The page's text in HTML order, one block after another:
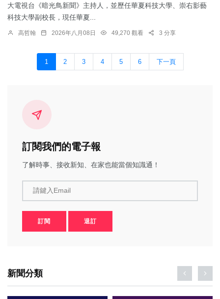
大電視台《暗光鳥新聞》主持人，並歷任華夏科技大學、崇右影藝
科技大學副校長，現任華夏...
高哲翰 2026年八月08日 49,270 觀看 3 分享
1 2 3 4 5 6 下一頁
訂閱我們的電子報
了解時事、接收新知、在家也能當個知識通！
請鍵入Email
訂閱 退訂
新聞分類